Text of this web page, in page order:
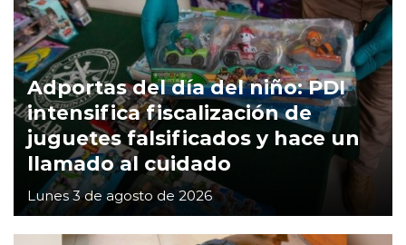
Adportas del día del niño: PDI
intensifica fiscalización de
juguetes falsificados y hace un
llamado al cuidado
Lunes 3 de agosto de 2026